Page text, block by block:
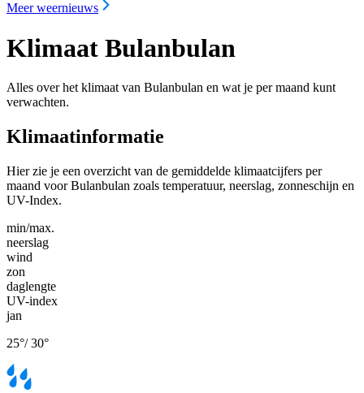
Meer weernieuws
Klimaat Bulanbulan
Alles over het klimaat van Bulanbulan en wat je per maand kunt
verwachten.
Klimaatinformatie
Hier zie je een overzicht van de gemiddelde klimaatcijfers per
maand voor Bulanbulan zoals temperatuur, neerslag, zonneschijn en
UV-Index.
min/max.
neerslag
wind
zon
daglengte
UV-index
jan
25°/30°